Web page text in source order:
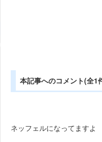
本記事へのコメント(全1
ネッフェルになってますよ